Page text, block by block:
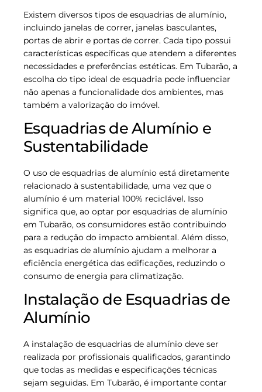
Existem diversos tipos de esquadrias de alumínio,
incluindo janelas de correr, janelas basculantes,
portas de abrir e portas de correr. Cada tipo possui
características específicas que atendem a diferentes
necessidades e preferências estéticas. Em Tubarão, a
escolha do tipo ideal de esquadria pode influenciar
não apenas a funcionalidade dos ambientes, mas
também a valorização do imóvel.
Esquadrias de Alumínio e
Sustentabilidade
O uso de esquadrias de alumínio está diretamente
relacionado à sustentabilidade, uma vez que o
alumínio é um material 100% reciclável. Isso
significa que, ao optar por esquadrias de alumínio
em Tubarão, os consumidores estão contribuindo
para a redução do impacto ambiental. Além disso,
as esquadrias de alumínio ajudam a melhorar a
eficiência energética das edificações, reduzindo o
consumo de energia para climatização.
Instalação de Esquadrias de
Alumínio
A instalação de esquadrias de alumínio deve ser
realizada por profissionais qualificados, garantindo
que todas as medidas e especificações técnicas
sejam seguidas. Em Tubarão, é importante contar